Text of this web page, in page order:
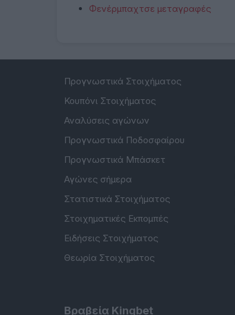
Φενέρμπαχτσε μεταγραφές
Προγνωστικά Στοιχήματος
Κουπόνι Στοιχήματος
Αναλύσεις αγώνων
Προγνωστικά Ποδοσφαίρου
Προγνωστικά Μπάσκετ
Αγώνες σήμερα
Στατιστικά Στοιχήματος
Στοιχηματικές Εκπομπές
Ειδήσεις Στοιχήματος
Θεωρία Στοιχήματος
Βραβεία Kingbet